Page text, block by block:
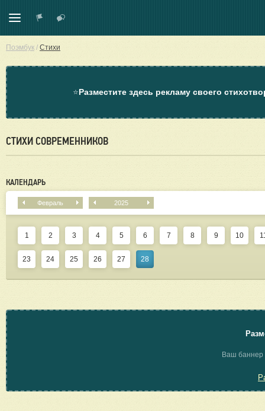
Поэмбук / Стихи
⭐Разместите здесь рекламу своего
СТИХИ СОВРЕМЕННИКОВ
КАЛЕНДАРЬ
Февраль 2025
1 2 3 4 5 6 7 8 9 10
23 24 25 26 27 28
Ваш баннер